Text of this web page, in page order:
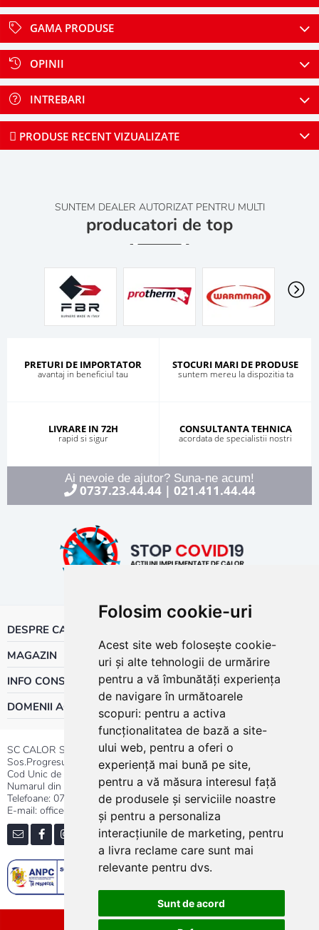
Folosim cookie-uri
Acest site web folosește cookie-
uri și alte tehnologii de urmărire
pentru a vă îmbunătăți experiența
de navigare în următoarele
scopuri: pentru a activa
funcționalitatea de bază a site-
ului web, pentru a oferi o
experiență mai bună pe site,
pentru a vă măsura interesul față
de produsele și serviciile noastre
și pentru a personaliza
interacțiunile de marketing, pentru
a livra reclame care sunt mai
relevante pentru dvs.
Sunt de acord
GAMA PRODUSE
OPINII
INTREBARI
PRODUSE RECENT VIZUALIZATE
SUNTEM DEALER AUTORIZAT PENTRU MULTI
producatori de top
PRETURI DE IMPORTATOR
avantaj in beneficiul tau
STOCURI MARI DE PRODUSE
suntem mereu la dispozitia ta
LIVRARE IN 72H
rapid si sigur
CONSULTANTA TEHNICA
acordata de specialistii nostri
Ai nevoie de ajutor? Suna-ne acum!
0737.23.44.44| 021.411.44.44
DESPRE CALOR
MAGAZIN
INFO CONSUMATOR
DOMENII ACTIVITATE
SC CALOR SRL
Sos.Progresului nr.30-40, Sector 5, Bucuresti
Cod Unic de Inregistrare: RO 3004724
Numarul din Registrul Comertului:J40/13176/1991
Telefoane: 0737.23.44.44|021.411.44.44
E-mail: office@calor.ro